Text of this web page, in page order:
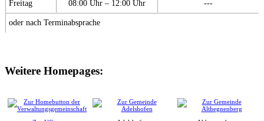
Freitag 08:00 Uhr – 12:00 Uhr ---
oder nach Terminabsprache
Weitere Homepages: